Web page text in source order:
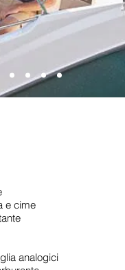
e cime
analogici